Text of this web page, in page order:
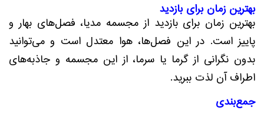
بهترین زمان برای بازدید
بهترین زمان برای بازدید از مجسمه مدیا، فصل‌های بهار و
پاییز است. در این فصل‌ها، هوا معتدل است و می‌توانید
بدون نگرانی از گرما یا سرما، از این مجسمه و جاذبه‌های
اطراف آن لذت ببرید.
جمع‌بندی